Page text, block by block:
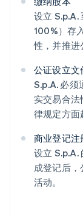
设立 S.p.A.
100%）存
性，并推进
公证设立文
S.p.A. 必须
实交易合
律规定方面
商业登记注
设立 S.p.A.
成登记后
活动。